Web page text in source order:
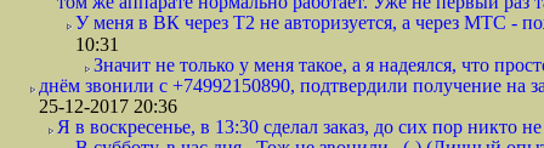
У меня в ВК через Т2 не авторизуется, а через МТС -
10:31
Значит не только у меня такое, а я надеялся, что
днём звонили с +74992150890, подтвердили получение на
25-12-2017 20:36
Я в воскресенье, в 13:30 сделал заказ, до сих пор никто